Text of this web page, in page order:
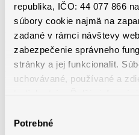
republika, IČO: 44 077 866
súbory cookie najmä na
zadané v rámci návštevy
zabezpečenie správneho
stránky a jej funkcionalít.
uchovávané, používané a
osobných údajov
súhlasu
Potrebné
Gramatické chyby, preklepy alebo
neprofesionálne. Ak personalista
automaticky vyradiť, pretože to
detailom.
Dáta potvrdzujú:Podľa štúdie
personalistov uviedlo, že jediná
môže byť dôvodom na vyradenie
Riešenie:Pred odoslaním si